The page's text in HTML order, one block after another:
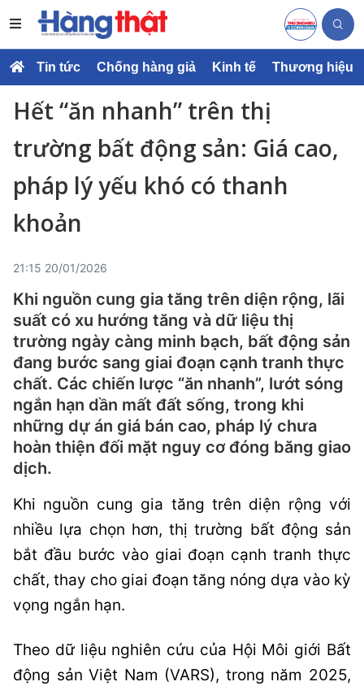
Tin tức Chống hàng giả Kinh tế Thương hiệu
Hết “ăn nhanh” trên thị
trường bất động sản: Giá cao,
pháp lý yếu khó có thanh
khoản
21:15 20/01/2026
Khi nguồn cung gia tăng trên diện rộng, lãi
suất có xu hướng tăng và dữ liệu thị
trường ngày càng minh bạch, bất động sản
đang bước sang giai đoạn cạnh tranh thực
chất. Các chiến lược “ăn nhanh”, lướt sóng
ngắn hạn dần mất đất sống, trong khi
những dự án giá bán cao, pháp lý chưa
hoàn thiện đối mặt nguy cơ đóng băng giao
dịch.
Khi nguồn cung gia tăng trên diện rộng với
nhiều lựa chọn hơn, thị trường bất động sản
bắt đầu bước vào giai đoạn cạnh tranh thực
chất, thay cho giai đoạn tăng nóng dựa vào kỳ
vọng ngắn hạn.
Theo dữ liệu nghiên cứu của Hội Môi giới Bất
động sản Việt Nam (VARS), trong năm 2025,